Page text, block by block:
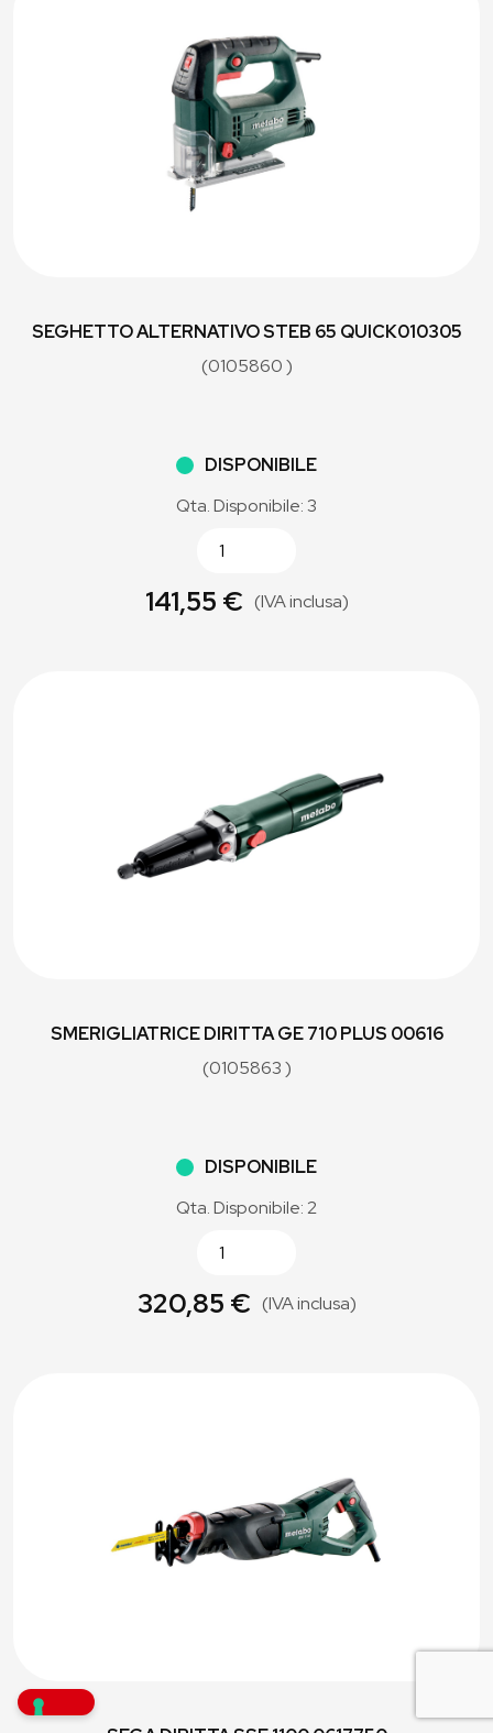
SEGHETTO ALTERNATIVO STEB 65 QUICK010305
(0105860 )
DISPONIBILE
Qta. Disponibile: 3
141,55 € (IVA inclusa)
SMERIGLIATRICE DIRITTA GE 710 PLUS 00616
(0105863 )
DISPONIBILE
Qta. Disponibile: 2
320,85 € (IVA inclusa)